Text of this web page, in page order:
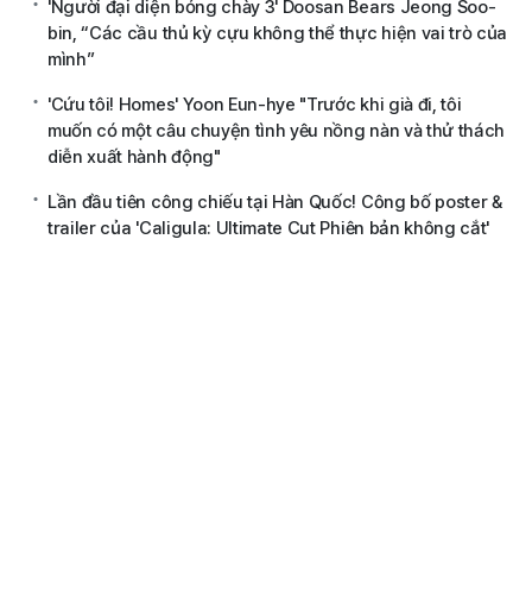
'Người đại diện bóng chày 3' Doosan Bears Jeong Soo-
bin, “Các cầu thủ kỳ cựu không thể thực hiện vai trò của
mình”
'Cứu tôi! Homes' Yoon Eun-hye "Trước khi già đi, tôi
muốn có một câu chuyện tình yêu nồng nàn và thử thách
diễn xuất hành động"
Lần đầu tiên công chiếu tại Hàn Quốc! Công bố poster &
trailer của 'Caligula: Ultimate Cut Phiên bản không cắt'